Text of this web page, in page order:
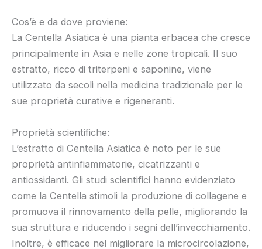
Cos’è e da dove proviene:
La Centella Asiatica è una pianta erbacea che cresce
principalmente in Asia e nelle zone tropicali. Il suo
estratto, ricco di triterpeni e saponine, viene
utilizzato da secoli nella medicina tradizionale per le
sue proprietà curative e rigeneranti.
Proprietà scientifiche:
L’estratto di Centella Asiatica è noto per le sue
proprietà antinfiammatorie, cicatrizzanti e
antiossidanti. Gli studi scientifici hanno evidenziato
come la Centella stimoli la produzione di collagene e
promuova il rinnovamento della pelle, migliorando la
sua struttura e riducendo i segni dell’invecchiamento.
Inoltre, è efficace nel migliorare la microcircolazione,